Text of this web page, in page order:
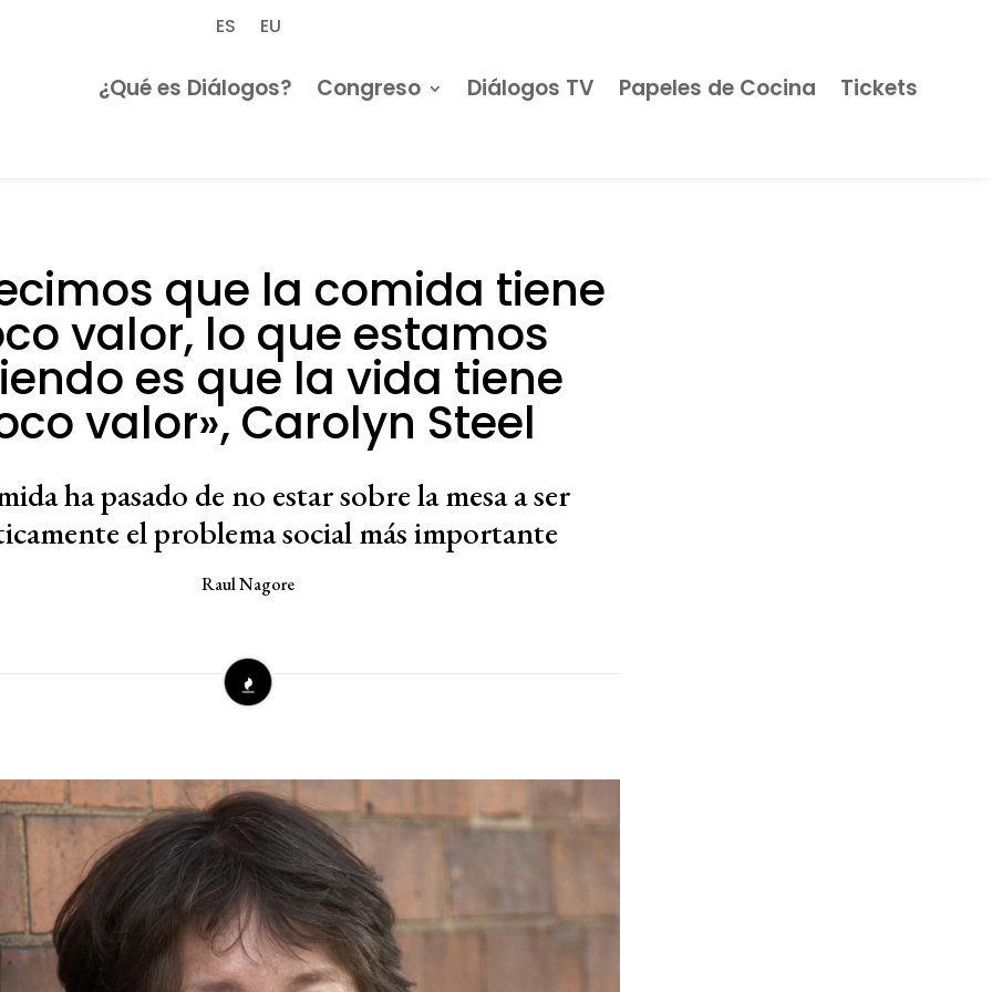
ES EU
¿Qué es Diálogos? Congreso Diálogos TV Papeles de Cocina Tickets
que la comida tiene
valor, lo que estamos
es que la vida tiene
valor», Carolyn Steel
ha pasado de no estar sobre la mesa a ser
el problema social más importante
Raul Nagore